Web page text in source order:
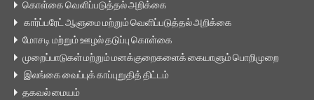
கொள்கை வெளிப்படுத்தல் அறிக்கை
கார்ப்பரேட் ஆளுமை மற்றும் வெளிப்படுத்தல் அறிக்கை
மோசடி மற்றும் ஊழல் தடுப்பு கொள்கை
முறைப்பாடுகள் மற்றும் மனக்குறைகளைக் கையாளும் பொறிமுறை
இலங்கை வைப்புக் காப்புறுதித் திட்டம்
தகவல் மையம்